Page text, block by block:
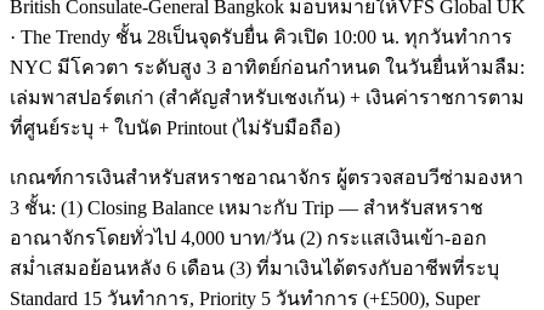
British Consulate-General Bangkok มอบหมายให้VFS Global UK
· The Trendy ชั้น 28เป็นจุดรับยื่น คิวเปิด 10:00 น. ทุกวันทำการ
NYC มีโควตา ระดับสูง 3 อาทิตย์ก่อนกำหนด ในวันยื่นห้ามลืม:
เล่มพาสปอร์ตเก่า (สำคัญสำหรับเชงเก้น) + เงินค่าราชการตาม
ที่ศูนย์ระบุ + ใบนัด Printout (ไม่รับมือถือ)
เกณฑ์การเงินสำหรับสหราชอาณาจักร ผู้ตรวจสอบวีซ่ามองหา
3 ชั้น: (1) Closing Balance เหมาะกับ Trip — สำหรับสหราช
อาณาจักรโดยทั่วไป 4,000 บาท/วัน (2) กระแสเงินเข้า-ออก
สม่ำเสมอย้อนหลัง 6 เดือน (3) ที่มาเงินได้ตรงกับอาชีพที่ระบุ
Standard 15 วันทำการ, Priority 5 วันทำการ (+£500), Super